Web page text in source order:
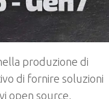
produzione di
di fornire soluzioni
open source,